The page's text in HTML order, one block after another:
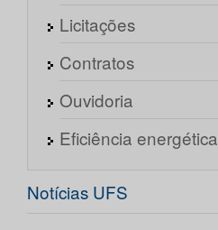
Licitações
Contratos
Ouvidoria
Eficiência energética
Notícias UFS